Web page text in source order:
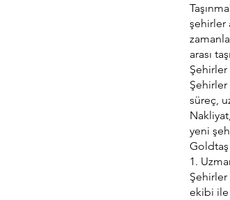
şehirler
arası
Şehirler
Şehirler
süreç,
yeni
Goldtaş
1.
Şehirler
ekibi ile